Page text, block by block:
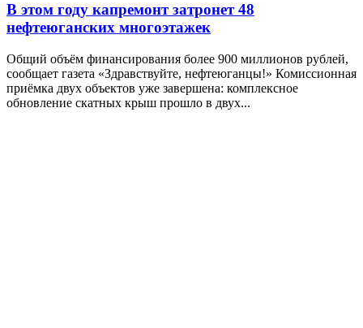
В этом году капремонт затронет 48
нефтеюганских многоэтажек
Общий объём финансирования более 900 миллионов рублей,
сообщает газета «Здравствуйте, нефтеюганцы!» Комиссионная
приёмка двух объектов уже завершена: комплексное
обновление скатных крыш прошло в двух...